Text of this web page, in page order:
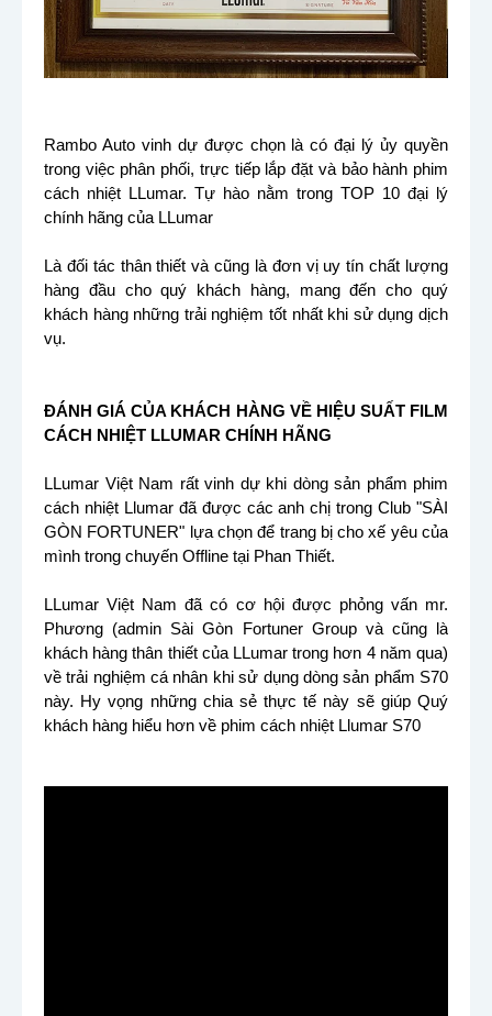
Rambo Auto vinh dự được chọn là có đại lý ủy quyền
trong việc phân phối, trực tiếp lắp đặt và bảo hành phim
cách nhiệt LLumar. Tự hào nằm trong TOP 10 đại lý
chính hãng của LLumar
Là đối tác thân thiết và cũng là đơn vị uy tín chất lượng
hàng đầu cho quý khách hàng, mang đến cho quý
khách hàng những trải nghiệm tốt nhất khi sử dụng dịch
vụ.
ĐÁNH GIÁ CỦA KHÁCH HÀNG VỀ HIỆU SUẤT FILM
CÁCH NHIỆT LLUMAR CHÍNH HÃNG
LLumar Việt Nam rất vinh dự khi dòng sản phẩm phim
cách nhiệt Llumar đã được các anh chị trong Club "SÀI
GÒN FORTUNER" lựa chọn để trang bị cho xế yêu của
mình trong chuyến Offline tại Phan Thiết.
LLumar Việt Nam đã có cơ hội được phỏng vấn mr.
Phương (admin Sài Gòn Fortuner Group và cũng là
khách hàng thân thiết của LLumar trong hơn 4 năm qua)
về trải nghiệm cá nhân khi sử dụng dòng sản phẩm S70
này. Hy vọng những chia sẻ thực tế này sẽ giúp Quý
khách hàng hiểu hơn về phim cách nhiệt Llumar S70